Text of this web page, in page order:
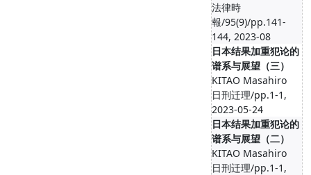
法律時
報/95(9)/pp.141-
144, 2023-08
日本结果加重犯论的
谱系与展望（三）
KITAO Masahiro
日刑迁理/pp.1-1,
2023-05-24
日本结果加重犯论的
谱系与展望（二）
KITAO Masahiro
日刑迁理/pp.1-1,